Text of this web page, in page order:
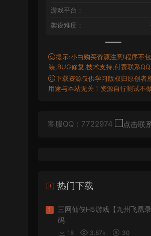
游戏平台：
架设难度：
提示:小白购买资源注意!程序不
装,BUG修复,技术支持,付费联系
下载资源仅供学习版权归原创者
用途与本站无关！资源自行测试不
客服QQ：7722974
热门下载
1
三网仙侠H5游戏【九州飞凰
码
18 3.87k 30